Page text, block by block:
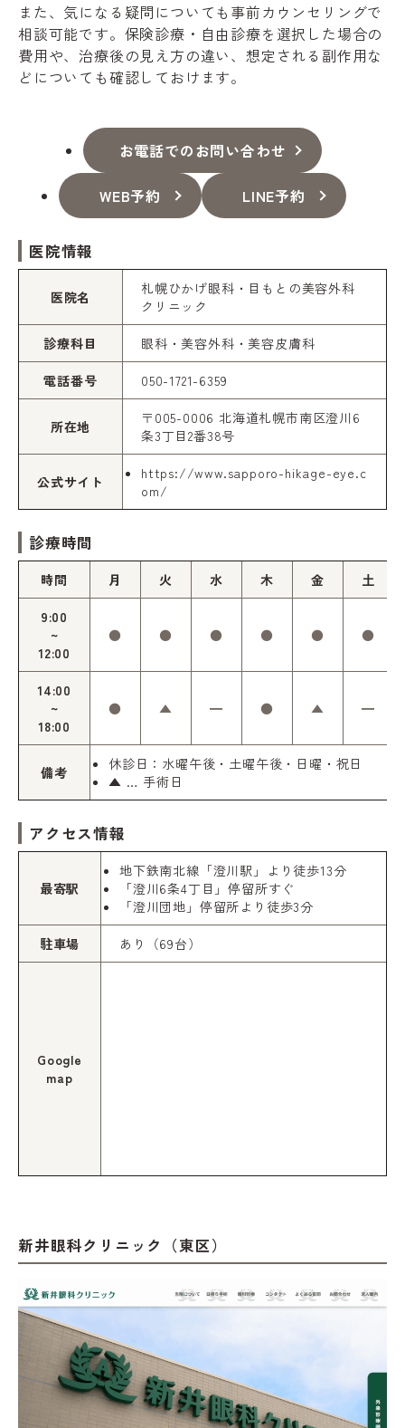
また、気になる疑問についても事前カウンセリングで
相談可能です。保険診療・自由診療を選択した場合の
費用や、治療後の見え方の違い、想定される副作用な
どについても確認しておけます。
お電話でのお問い合わせ
WEB予約 LINE予約
医院情報
医院名
札幌ひかげ眼科・目もとの美容外科
クリニック
診療科目 眼科・美容外科・美容皮膚科
電話番号 050-1721-6359
所在地
〒005-0006 北海道札幌市南区澄川6
条3丁目2番38号
公式サイト
https://www.sapporo-hikage-eye.c
om/
診療時間
時間 月 火 水 木 金 土
9:00
~
12:00
● ● ● ● ● ●
14:00
~
18:00
● ▲ ━ ● ▲ ━
備考
休診日：水曜午後・土曜午後・日曜・祝日
▲ … 手術日
アクセス情報
最寄駅
地下鉄南北線「澄川駅」より徒歩13分
「澄川6条4丁目」停留所すぐ
「澄川団地」停留所より徒歩3分
駐車場 あり（69台）
Google
map
新井眼科クリニック（東区）